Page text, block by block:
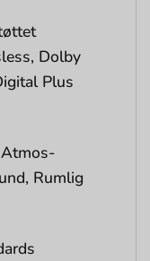
Dolby
Plus
Rumlig